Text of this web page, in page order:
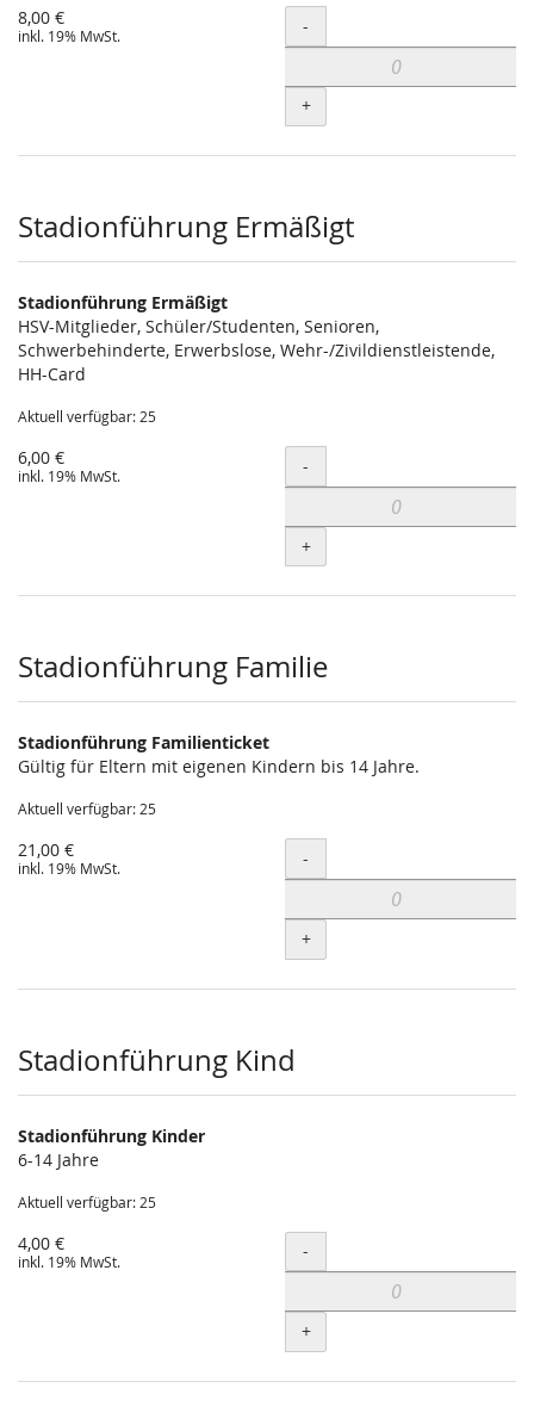
8,00 €
inkl. 19% MwSt. Menge
-
+
Stadionführung Ermäßigt
Stadionführung Ermäßigt
HSV-Mitglieder, Schüler/Studenten, Senioren,
Schwerbehinderte, Erwerbslose, Wehr-/Zivildienstleistende,
HH-Card
Aktuell verfügbar: 25
6,00 €
inkl. 19% MwSt. Menge
-
+
Stadionführung Familie
Stadionführung Familienticket
Gültig für Eltern mit eigenen Kindern bis 14 Jahre.
Aktuell verfügbar: 25
21,00 €
inkl. 19% MwSt. Menge
-
+
Stadionführung Kind
Stadionführung Kinder
6-14 Jahre
Aktuell verfügbar: 25
4,00 €
inkl. 19% MwSt. Menge
-
+